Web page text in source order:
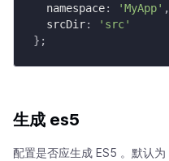
  namespace
: 'MyApp' ,
  srcDir
:
'src'
} ;
生成 es5
配置是否应生成 ES5 。默认为